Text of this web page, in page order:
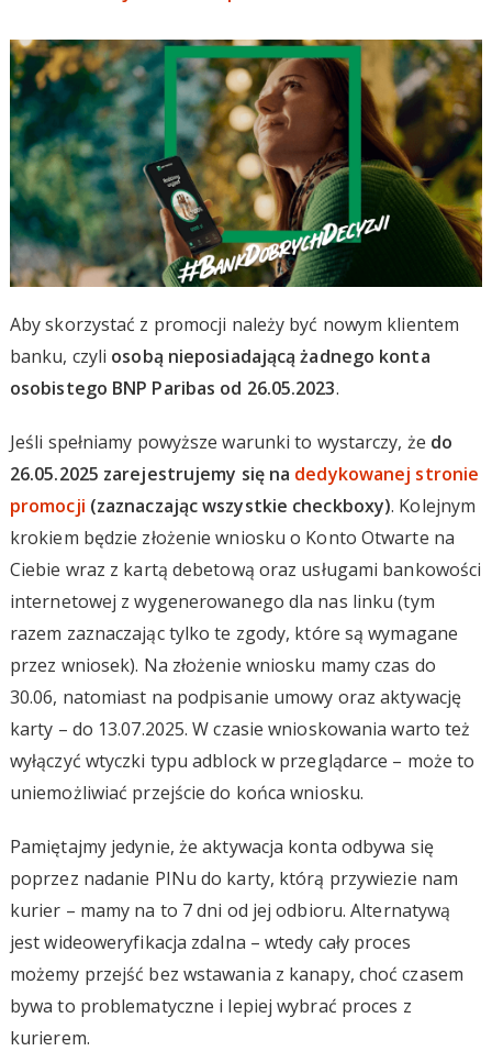
Aby skorzystać z promocji należy być nowym klientem
banku, czyli osobą nieposiadającą żadnego konta
osobistego BNP Paribas od 26.05.2023.
Jeśli spełniamy powyższe warunki to wystarczy, że do
26.05.2025 zarejestrujemy się na dedykowanej stronie
promocji (zaznaczając wszystkie checkboxy). Kolejnym
krokiem będzie złożenie wniosku o Konto Otwarte na
Ciebie wraz z kartą debetową oraz usługami bankowości
internetowej z wygenerowanego dla nas linku (tym
razem zaznaczając tylko te zgody, które są wymagane
przez wniosek). Na złożenie wniosku mamy czas do
30.06, natomiast na podpisanie umowy oraz aktywację
karty – do 13.07.2025. W czasie wnioskowania warto też
wyłączyć wtyczki typu adblock w przeglądarce – może to
uniemożliwiać przejście do końca wniosku.
Pamiętajmy jedynie, że aktywacja konta odbywa się
poprzez nadanie PINu do karty, którą przywiezie nam
kurier – mamy na to 7 dni od jej odbioru. Alternatywą
jest wideoweryfikacja zdalna – wtedy cały proces
możemy przejść bez wstawania z kanapy, choć czasem
bywa to problematyczne i lepiej wybrać proces z
kurierem.